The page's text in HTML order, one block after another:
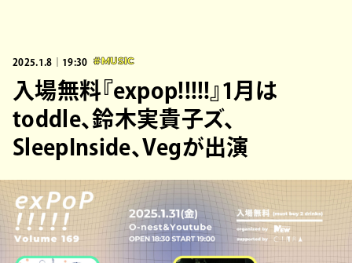
2025.1.8｜19:30 #MUSIC
入場無料『expop!!!!!』1月は
toddle、鈴木実貴子ズ、
SleepInside、Vegが出演